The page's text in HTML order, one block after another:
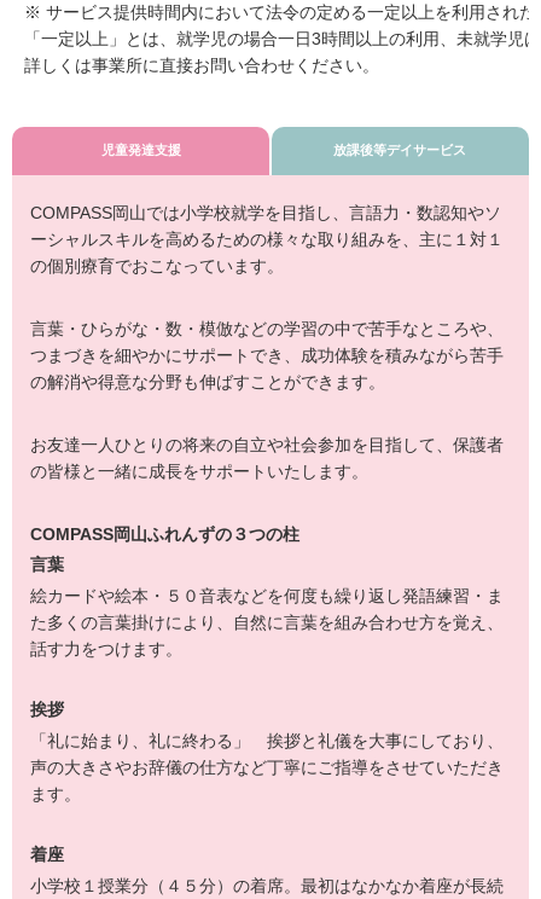
※ サービス提供時間内において法令の定める一定以上を利用され
「一定以上」とは、就学児の場合一日3時間以上の利用、未就学児
詳しくは事業所に直接お問い合わせください。
児童発達支援 放課後等デイサービス
COMPASS岡山では小学校就学を目指し、言語力・数認知やソ
ーシャルスキルを高めるための様々な取り組みを、主に１対１
の個別療育でおこなっています。
言葉・ひらがな・数・模倣などの学習の中で苦手なところや、
つまづきを細やかにサポートでき、成功体験を積みながら苦手
の解消や得意な分野も伸ばすことができます。
お友達一人ひとりの将来の自立や社会参加を目指して、保護者
の皆様と一緒に成長をサポートいたします。
COMPASS岡山ふれんずの３つの柱
言葉
絵カードや絵本・５０音表などを何度も繰り返し発語練習・ま
た多くの言葉掛けにより、自然に言葉を組み合わせ方を覚え、
話す力をつけます。
挨拶
「礼に始まり、礼に終わる」 挨拶と礼儀を大事にしており、
声の大きさやお辞儀の仕方など丁寧にご指導をさせていただき
ます。
着座
小学校１授業分（４５分）の着席。最初はなかなか着座が長続